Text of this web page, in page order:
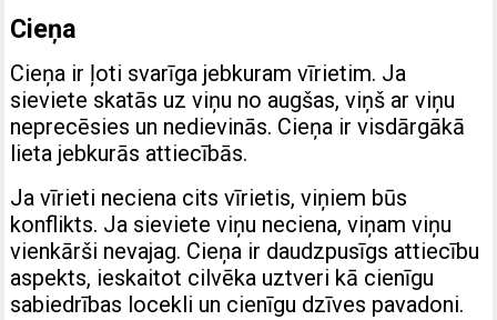
Cieņa
Cieņa ir ļoti svarīga jebkuram vīrietim. Ja
sieviete skatās uz viņu no augšas, viņš ar viņu
neprecēsies un nedievinās. Cieņa ir visdārgākā
lieta jebkurās attiecībās.
Ja vīrieti neciena cits vīrietis, viņiem būs
konflikts. Ja sieviete viņu neciena, viņam viņu
vienkārši nevajag. Cieņa ir daudzpusīgs attiecību
aspekts, ieskaitot cilvēka uztveri kā cienīgu
sabiedrības locekli un cienīgu dzīves pavadoni.